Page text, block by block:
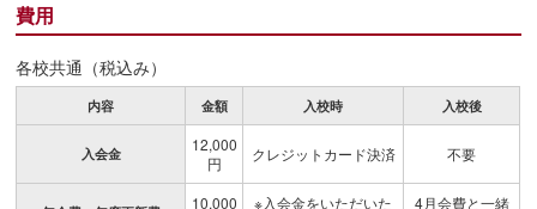
費用
各校共通（税込み）
内容 金額 入校時 入校後
入会金
12,000
円
クレジットカード決済 不要
10,000
※入会金をいただいた
4月会費と一緒